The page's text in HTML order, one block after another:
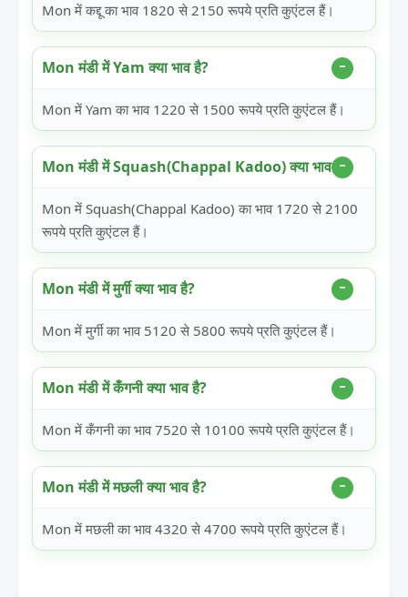
Mon में कद्दू का भाव 1820 से 2150 रूपये प्रति कुएंटल हैं।
Mon मंडी में Yam क्या भाव है?
Mon में Yam का भाव 1220 से 1500 रूपये प्रति कुएंटल हैं।
Mon मंडी में Squash(Chappal Kadoo) क्या भाव है?
Mon में Squash(Chappal Kadoo) का भाव 1720 से 2100
रूपये प्रति कुएंटल हैं।
Mon मंडी में मुर्गी क्या भाव है?
Mon में मुर्गी का भाव 5120 से 5800 रूपये प्रति कुएंटल हैं।
Mon मंडी में कँगनी क्या भाव है?
Mon में कँगनी का भाव 7520 से 10100 रूपये प्रति कुएंटल हैं।
Mon मंडी में मछली क्या भाव है?
Mon में मछली का भाव 4320 से 4700 रूपये प्रति कुएंटल हैं।